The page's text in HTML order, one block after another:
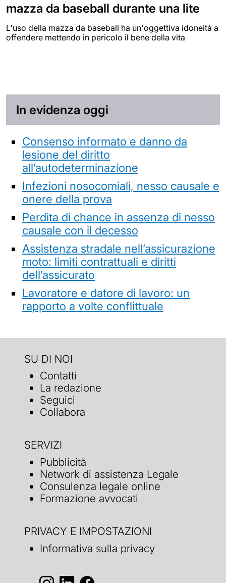
mazza da baseball durante una lite
L'uso della mazza da baseball ha un'oggettiva idoneità a
offendere mettendo in pericolo il bene della vita
In evidenza oggi
Consenso informato e danno da
lesione del diritto
all’autodeterminazione
Infezioni nosocomiali, nesso causale e
onere della prova
Perdita di chance in assenza di nesso
causale con il decesso
Assistenza stradale nell’assicurazione
moto: limiti contrattuali e diritti
dell’assicurato
Lavoratore e datore di lavoro: un
rapporto a volte conflittuale
SU DI NOI
Contatti
La redazione
Seguici
Collabora
SERVIZI
Pubblicità
Network di assistenza Legale
Consulenza legale online
Formazione avvocati
PRIVACY E IMPOSTAZIONI
Informativa sulla privacy